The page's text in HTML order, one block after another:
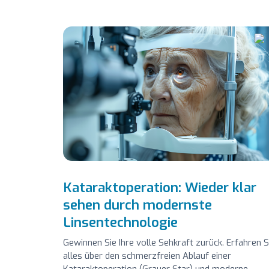
Kataraktoperation: Wieder klar
sehen durch modernste
Linsentechnologie
Gewinnen Sie Ihre volle Sehkraft zurück. Erfahren
alles über den schmerzfreien Ablauf einer